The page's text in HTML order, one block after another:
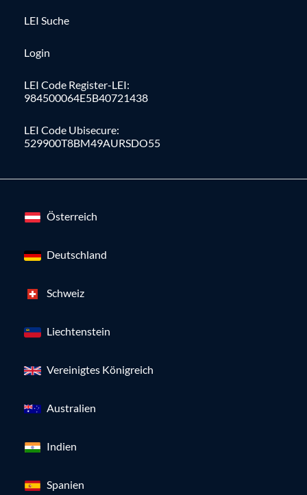
LEI Suche
Login
LEI Code Register-LEI:
984500064E5B40721438
LEI Code Ubisecure:
529900T8BM49AURSDO55
Österreich
Deutschland
Schweiz
Liechtenstein
Vereinigtes Königreich
Australien
Indien
Spanien